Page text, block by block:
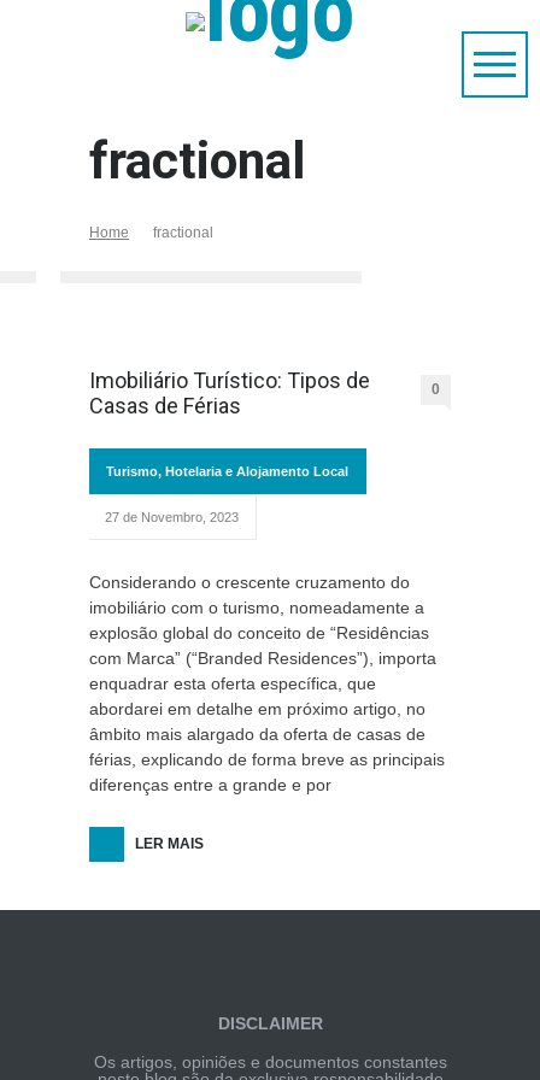
fractional
Home fractional
Imobiliário Turístico: Tipos de
Casas de Férias
0
Turismo, Hotelaria e Alojamento Local
27 de Novembro, 2023
Considerando o crescente cruzamento do
imobiliário com o turismo, nomeadamente a
explosão global do conceito de “Residências
com Marca” (“Branded Residences”), importa
enquadrar esta oferta específica, que
abordarei em detalhe em próximo artigo, no
âmbito mais alargado da oferta de casas de
férias, explicando de forma breve as principais
diferenças entre a grande e por
LER MAIS
DISCLAIMER
Os artigos, opiniões e documentos constantes